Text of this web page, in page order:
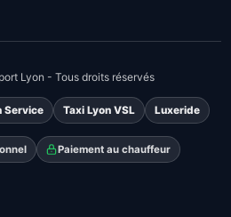
Lyon - Tous droits réservés
Service Taxi Lyon VSL Luxeride
Paiement au chauffeur